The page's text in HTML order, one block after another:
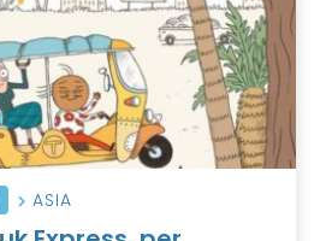
ASIA